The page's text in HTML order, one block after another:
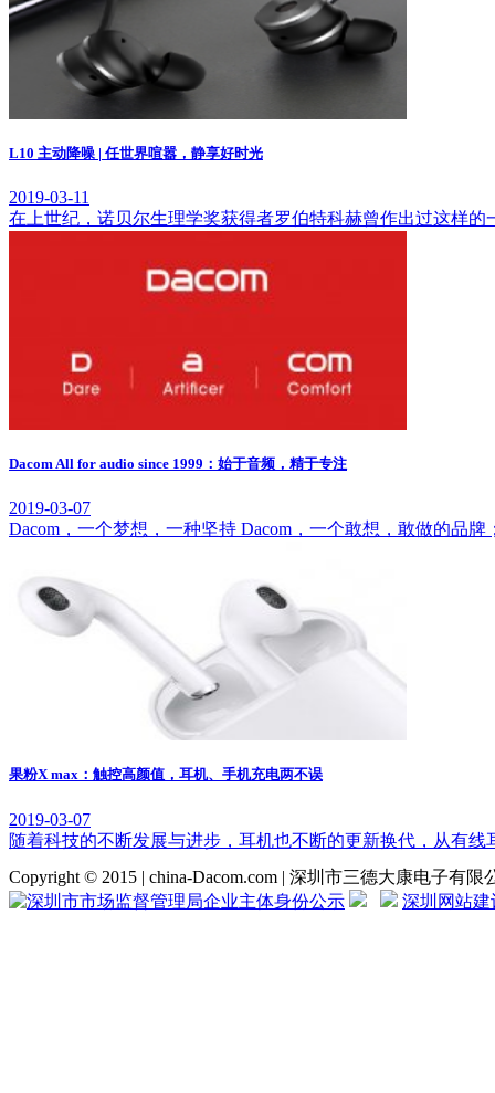
L10 主动降噪 | 任世界喧嚣，静享好时光
2019-03-11
在上世纪，诺贝尔生理学奖获得者罗伯特科赫曾作出过这样
Dacom All for audio since 1999：始于音频，精于专注
2019-03-07
Dacom，一个梦想，一种坚持 Dacom，一个敢想，敢做的品
果粉X max：触控高颜值，耳机、手机充电两不误
2019-03-07
随着科技的不断发展与进步，耳机也不断的更新换代，从有
Copyright © 2015 | china-Dacom.com | 深圳市三德大康电子有
深圳网站建